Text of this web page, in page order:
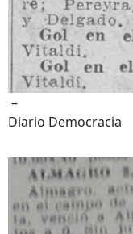
–
Diario Democracia